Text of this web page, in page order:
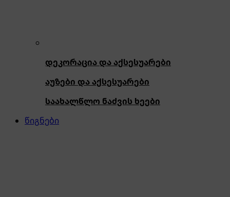
დეკორაცია და აქსესუარები
აუზები და აქსესუარები
საახალწლო ნაძვის ხეები
წიგნები